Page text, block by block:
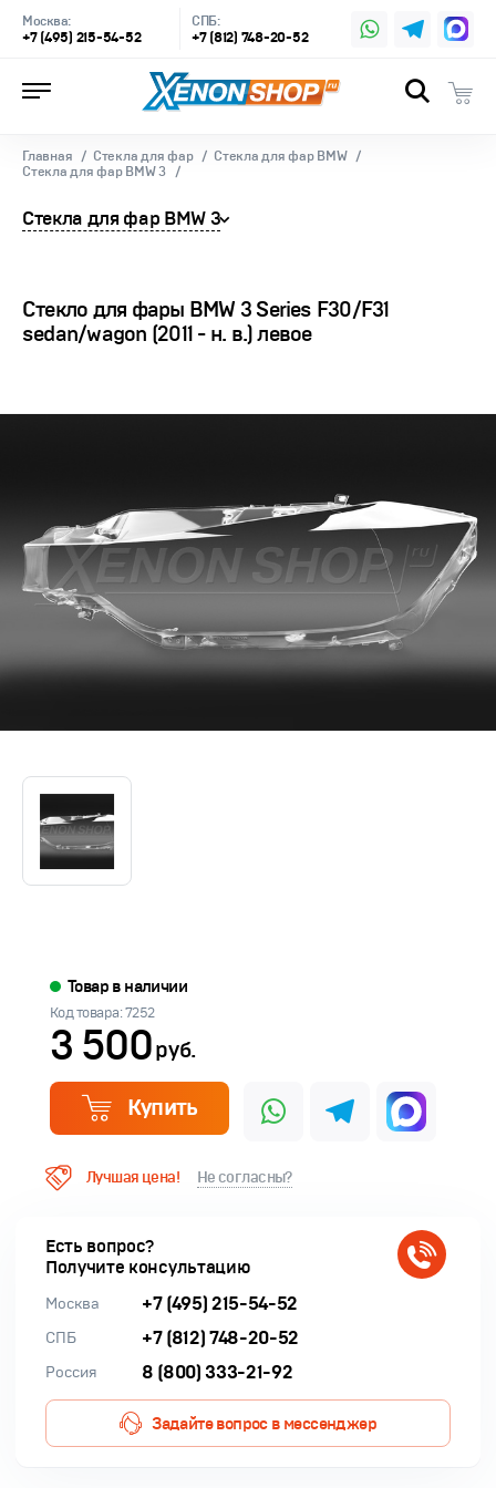
Москва:
+7 (495) 215-54-52
СПБ:
+7 (812) 748-20-52
Главная Стекла для фар
Стекла для фар BMW
Стекла для фар BMW 3
Стекла для фар BMW 3
Стекло для фары BMW 3 Series F30/F31
sedan/wagon (2011 - н. в.) левое
Товар в наличии
Код товара: 7252
3 500руб.
Купить
Лучшая цена! Не согласны?
Есть вопрос?
Получите консультацию
Москва +7 (495) 215-54-52
СПБ +7 (812) 748-20-52
Россия 8 (800) 333-21-92
Задайте вопрос в мессенджер